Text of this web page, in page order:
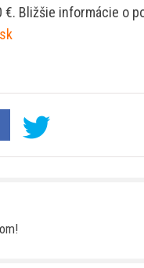
Bližšie informácie o